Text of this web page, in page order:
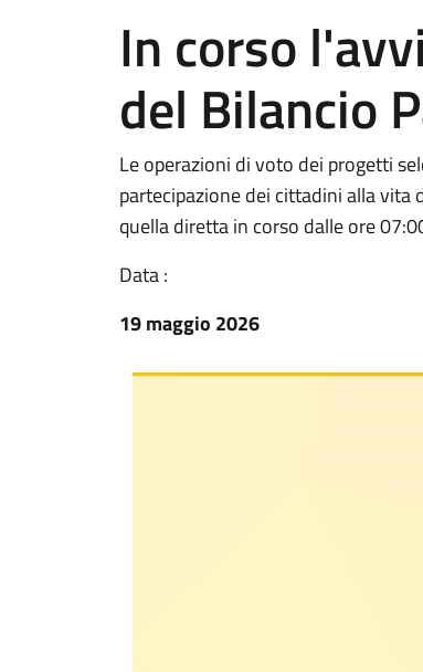
In corso
del Bilancio
Le operazioni di voto dei progetti
partecipazione dei cittadini alla vita
quella diretta in corso dalle ore
Data :
19 maggio 2026